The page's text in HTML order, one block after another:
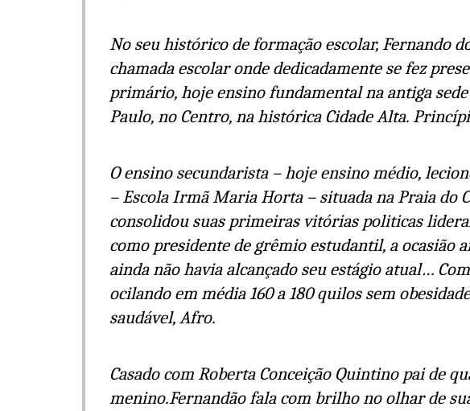
No seu histórico de formação escolar, Fernando
chamada escolar onde dedicadamente se fez
primário, hoje ensino fundamental na antiga sede
Paulo, no Centro, na histórica Cidade Alta.
O ensino secundarista – hoje ensino médio,
– Escola Irmã Maria Horta – situada na Praia do
consolidou suas primeiras vitórias politicas
como presidente de grêmio estudantil, a ocasião
ainda não havia alcançado seu estágio atual…
ocilando em média 160 a 180 quilos sem
saudável, Afro.
Casado com Roberta Conceição Quintino pai de
menino.Fernandão fala com brilho no olhar de